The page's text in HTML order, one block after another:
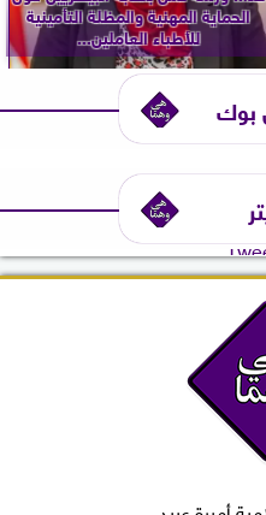
الحماية المهنية والمظلة التأمينية
للأطباء العاملين...
بوك